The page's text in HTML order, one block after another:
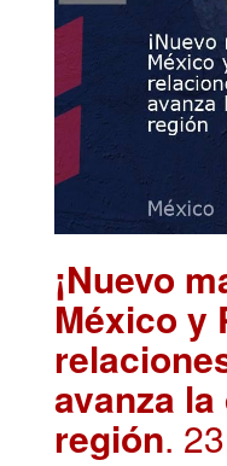
¡Nuevo
México y
avanza
región.